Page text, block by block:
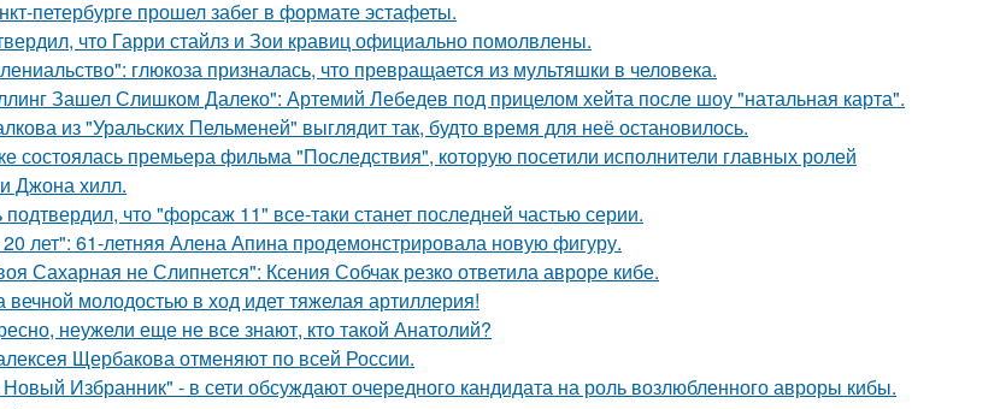
петербурге прошел забег в формате эстафеты.
что Гарри стайлз и Зои кравиц официально помолвлены.
глюкоза призналась, что превращается из мультяшки в человека.
Зашел Слишком Далеко": Артемий Лебедев под прицелом хейта после шоу "натальная карта".
из "Уральских Пельменей" выглядит так, будто время для неё остановилось.
состоялась премьера фильма "Последствия", которую посетили исполнители главных ролей
Джона хилл.
подтвердил, что "форсаж 11" все-таки станет последней частью серии.
лет": 61-летняя Алена Апина продемонстрировала новую фигуру.
Сахарная не Слипнется": Ксения Собчак резко ответила авроре кибе.
вечной молодостью в ход идет тяжелая артиллерия!
неужели еще не все знают, кто такой Анатолий?
Щербакова отменяют по всей России.
Избранник" - в сети обсуждают очередного кандидата на роль возлюбленного авроры кибы.